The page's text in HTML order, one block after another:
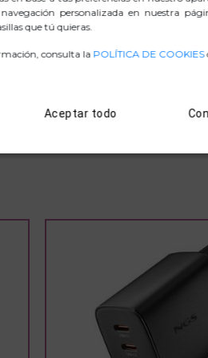
D. CONFORMIDAD
personalizada en nuestra
que tú quieras.
consulta la POLÍTICA DE COOKIES
Aceptar todo